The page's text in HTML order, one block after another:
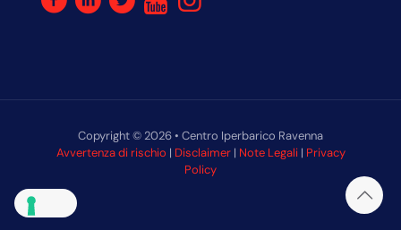
Copyright © 2026 • Centro Iperbarico Ravenna
Avvertenza di rischio | Disclaimer| Note Legali| Privacy
Policy